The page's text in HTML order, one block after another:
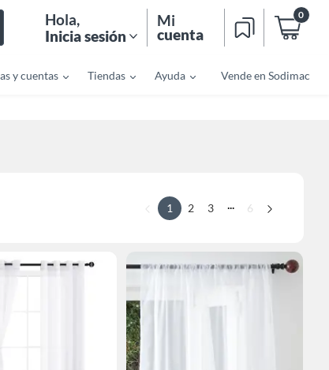
Hola,
Inicia sesión
Mi
cuenta
0
y cuentas Tiendas Ayuda Vende en Sodimac
1 2 3 ... 6